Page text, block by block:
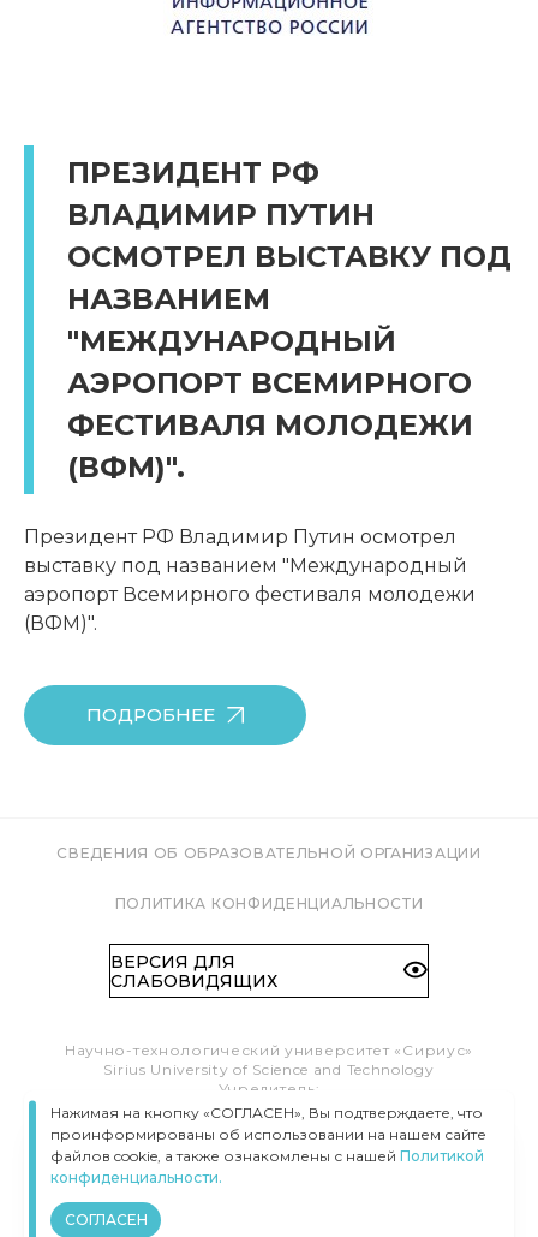
ПРЕЗИДЕНТ РФ
ВЛАДИМИР ПУТИН
ОСМОТРЕЛ ВЫСТАВКУ ПОД
НАЗВАНИЕМ
"МЕЖДУНАРОДНЫЙ
АЭРОПОРТ ВСЕМИРНОГО
ФЕСТИВАЛЯ МОЛОДЕЖИ
(ВФМ)".
Президент РФ Владимир Путин осмотрел
выставку под названием "Международный
аэропорт Всемирного фестиваля молодежи
(ВФМ)".
ПОДРОБНЕЕ
СВЕДЕНИЯ ОБ ОБРАЗОВАТЕЛЬНОЙ ОРГАНИЗАЦИИ
ПОЛИТИКА КОНФИДЕНЦИАЛЬНОСТИ
ВЕРСИЯ ДЛЯ
СЛАБОВИДЯЩИХ
Научно-технологический университет «Сириус»
Sirius University of Science and Technology
Учредитель:
Образовательный Фонд «Талант и успех»
Федеральная территория «Сириус»,
Тел.:8 (800) 100 41 55
info@siriusuniversity.ru
ВСЕ ПРАВА ЗАЩИЩЕНЫ © УНИВЕРСИТЕТ «СИРИУС», 2020–
Нажимая на кнопку «СОГЛАСЕН», Вы подтверждаете, что
проинформированы об использовании на нашем сайте
файлов cookie, а также ознакомлены с нашей Политикой
конфиденциальности.
СОГЛАСЕН